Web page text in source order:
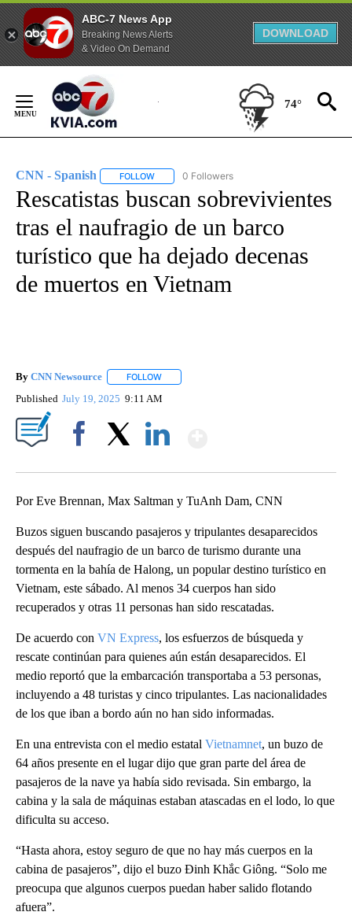
ABC-7 News App
Breaking News Alerts
& Video On Demand
DOWNLOAD
Content
74°
CNN - Spanish FOLLOW FOLLOW "CNN - SPANISH" TO RECEIVE
0 Followers
Rescatistas buscan sobrevivientes
tras el naufragio de un barco
turístico que ha dejado decenas
de muertos en Vietnam
By CNN Newsource FOLLOW
Published July 19, 2025 9:11 AM
Por Eve Brennan, Max Saltman y TuAnh Dam, CNN
Buzos siguen buscando pasajeros y tripulantes desaparecidos
después del naufragio de un barco de turismo durante una
tormenta en la bahía de Halong, un popular destino turístico en
Vietnam, este sábado. Al menos 34 cuerpos han sido
recuperados y otras 11 personas han sido rescatadas.
De acuerdo con VN Express, los esfuerzos de búsqueda y
rescate continúan para quienes aún están desaparecidos. El
medio reportó que la embarcación transportaba a 53 personas,
incluyendo a 48 turistas y cinco tripulantes. Las nacionalidades
de los que iban a bordo aún no han sido informadas.
En una entrevista con el medio estatal Vietnamnet, un buzo de
64 años presente en el lugar dijo que gran parte del área de
pasajeros de la nave ya había sido revisada. Sin embargo, la
cabina y la sala de máquinas estaban atascadas en el lodo, lo que
dificulta su acceso.
“Hasta ahora, estoy seguro de que no hay más cuerpos en la
cabina de pasajeros”, dijo el buzo Đinh Khắc Giông. “Solo me
preocupa que algunos cuerpos puedan haber salido flotando
afuera”.